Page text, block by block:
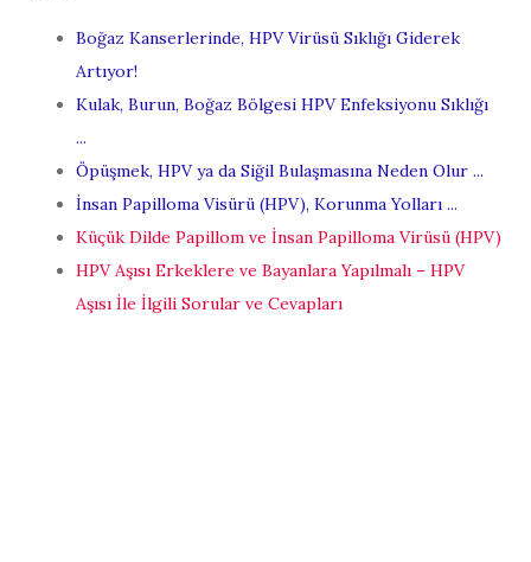
Boğaz Kanserlerinde, HPV Virüsü Sıklığı Giderek
Artıyor!
Kulak, Burun, Boğaz Bölgesi HPV Enfeksiyonu Sıklığı
...
Öpüşmek, HPV ya da Siğil Bulaşmasına Neden Olur ...
İnsan Papilloma Visürü (HPV), Korunma Yolları ...
Küçük Dilde Papillom ve İnsan Papilloma Virüsü (HPV)
HPV Aşısı Erkeklere ve Bayanlara Yapılmalı – HPV
Aşısı İle İlgili Sorular ve Cevapları